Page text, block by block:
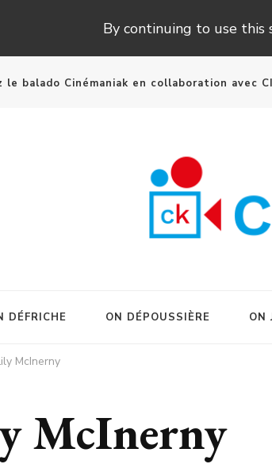
By continuing to use this
le balado Cinémaniak en collaboration avec
DÉFRICHE ON DÉPOUSSIÈRE ON
McInerny
McInerny